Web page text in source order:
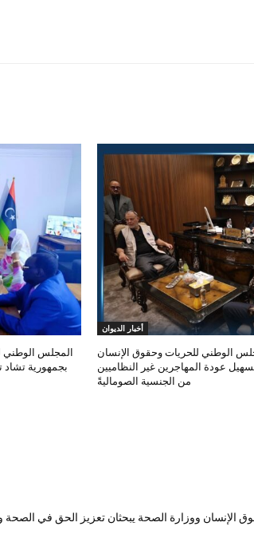
أخبار الديوان
الوطني للحريات وحقوق الإنسان
عودة المهاجرين غير النظاميين
من الجنسية الصوماليةً
المجلس الوطني
بجمهورية تشاد
الإنسان ووزارة الصحة يبحثان تعزيز الحق في الصحة